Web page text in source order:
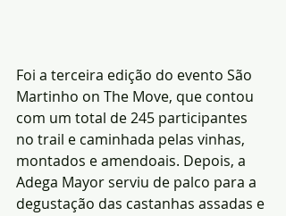
Foi a terceira edição do evento São
Martinho on The Move, que contou
com um total de 245 participantes
no trail e caminhada pelas vinhas,
montados e amendoais. Depois, a
Adega Mayor serviu de palco para a
degustação das castanhas assadas e